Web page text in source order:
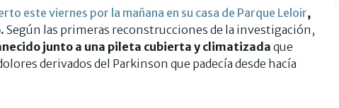
este viernes por la mañana en su casa de Parque Leloir,
Según las primeras reconstrucciones de la investigación,
junto a una pileta cubierta y climatizada que
derivados del Parkinson que padecía desde hacía